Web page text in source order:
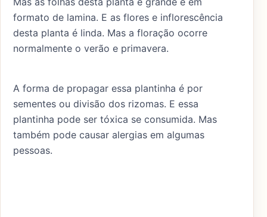
formato de lamina. E as flores e inflorescência
desta planta é linda. Mas a floração ocorre
normalmente o verão e primavera.
A forma de propagar essa plantinha é por
sementes ou divisão dos rizomas. E essa
plantinha pode ser tóxica se consumida. Mas
também pode causar alergias em algumas
pessoas.